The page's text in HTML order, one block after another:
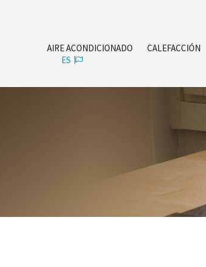
AIRE ACONDICIONADO CALEFACCIÓN
ES